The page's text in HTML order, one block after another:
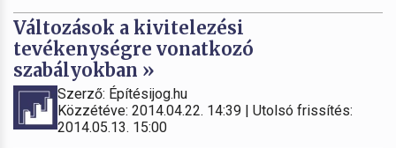
Változások a kivitelezési
tevékenységre vonatkozó
szabályokban »
Szerző: Építésijog.hu
Közzétéve: 2014.04.22. 14:39 | Utolsó frissítés:
2014.05.13. 15:00